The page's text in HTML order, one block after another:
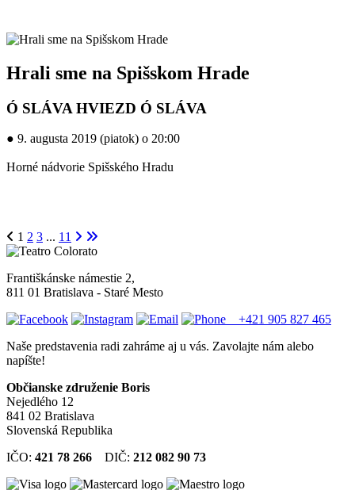
Hrali sme na Spišskom Hrade
Ó SLÁVA HVIEZD Ó SLÁVA
● 9. augusta 2019 (piatok) o 20:00
Horné nádvorie Spišského Hradu
1 2 3 ... 11
Františkánske námestie 2,
811 01 Bratislava - Staré Mesto
+421 905 827 465
Naše predstavenia radi zahráme aj u vás. Zavolajte nám alebo
napíšte!
Občianske združenie Boris
Nejedlého 12
841 02 Bratislava
Slovenská Republika
IČO: 421 78 266 DIČ: 212 082 90 73